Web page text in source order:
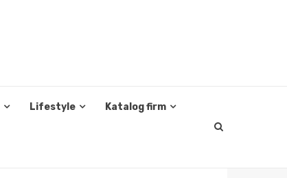
Lifestyle Katalog firm